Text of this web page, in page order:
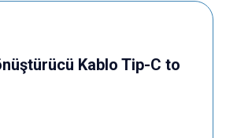
Kablo Tip-C to